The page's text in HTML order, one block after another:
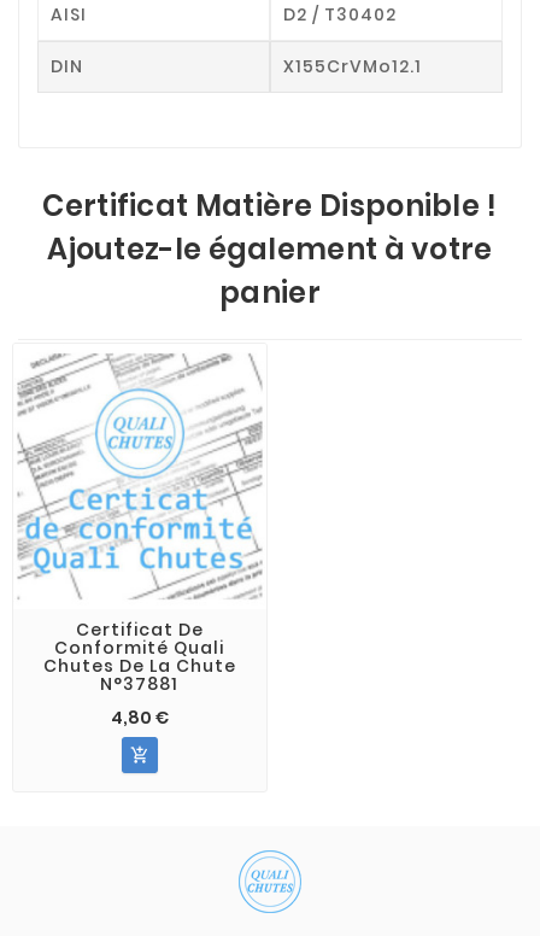
AISI D2 / T30402
DIN X155CrVMo12.1
Certificat Matière Disponible !
Ajoutez-le également à votre
panier
Certificat De
Conformité Quali
Chutes De La Chute
N°37881
4,80 €
